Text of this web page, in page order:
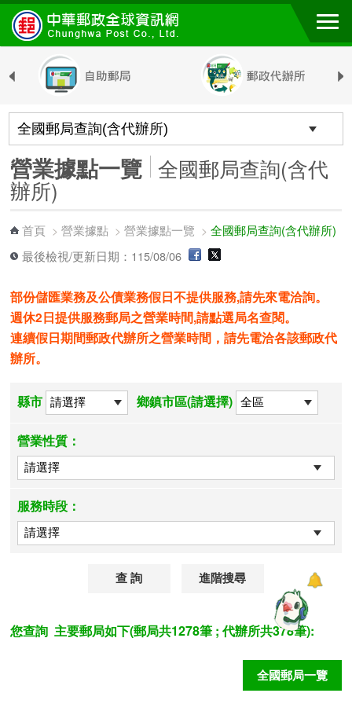
跳到主要內容區塊
營業據點一覽 全國郵局查詢(含代
辦所)
首頁 >營業據點 >營業據點一覽 >全國郵局查詢(含代辦所)
最後檢視/更新日期：115/08/06
部份儲匯業務及公債業務假日不提供服務,請先來電洽詢。
週休2日提供服務郵局之營業時間,請點選局名查閱。
連續假日期間郵政代辦所之營業時間，請先電洽各該郵政代
辦所。
縣市 鄉鎮市區(請選擇)
營業性質：
服務時段：
進階搜尋
您查詢 主要郵局如下(郵局共1278筆 ; 代辦所共378筆):
全國郵局一覽